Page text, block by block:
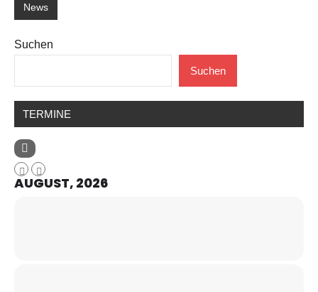
News
Suchen
Suchen
TERMINE
AUGUST, 2026